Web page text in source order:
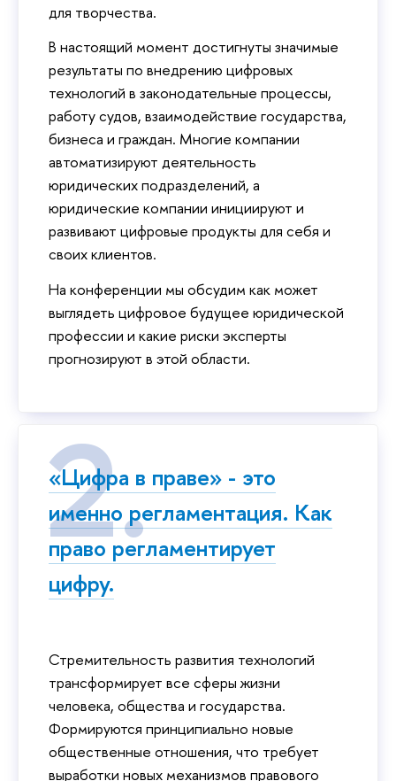
для творчества.
В настоящий момент достигнуты значимые
результаты по внедрению цифровых
технологий в законодательные процессы,
работу судов, взаимодействие государства,
бизнеса и граждан. Многие компании
автоматизируют деятельность
юридических подразделений, а
юридические компании инициируют и
развивают цифровые продукты для себя и
своих клиентов.
На конференции мы обсудим как может
выглядеть цифровое будущее юридической
профессии и какие риски эксперты
прогнозируют в этой области.
«Цифра в праве» - это
именно регламентация. Как
право регламентирует
цифру.
Стремительность развития технологий
трансформирует все сферы жизни
человека, общества и государства.
Формируются принципиально новые
общественные отношения, что требует
выработки новых механизмов правового